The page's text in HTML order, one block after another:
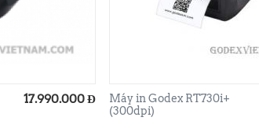
17.990.000Đ
Máy in Godex RT730i+
(300dpi)